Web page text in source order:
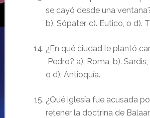
se cayó desde una
b). Sópater, c). Eutico, o d).
¿En qué ciudad le plantó
Pedro? a). Roma, b).
o d). Antioquía.
¿Qué iglesía fue acusada
retener la doctrina de